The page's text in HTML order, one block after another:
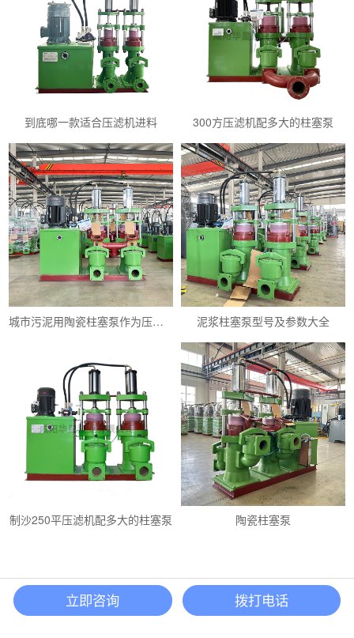
到底哪一款适合压滤机进料 300方压滤机配多大的柱塞泵
城市污泥用陶瓷柱塞泵作为压滤机进料泵怎么样 泥浆柱塞泵型号及参数大全
制沙250平压滤机配多大的柱塞泵 陶瓷柱塞泵
© 2026
立即咨询 拨打电话